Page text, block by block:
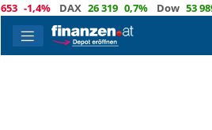
-1,4% DAX 26 319 0,7% Dow 53 989